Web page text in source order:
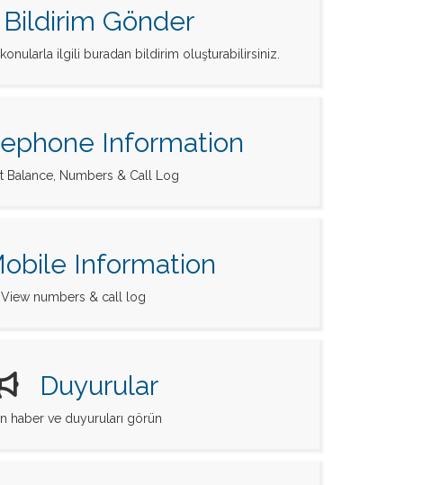
Bildirim Gönder
ilgili buradan bildirim oluşturabilirsiniz.
Information
Balance, Numbers & Call Log
Information
View numbers & call log
Duyurular
haber ve duyuruları görün